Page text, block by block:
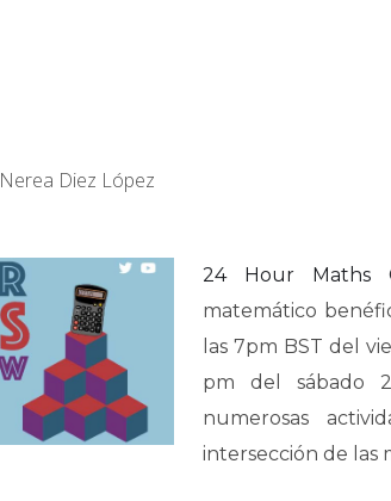
Nerea Diez López
24 Hour Maths
matemático
las 7pm BST del
pm del sábado
numerosas
intersección de las